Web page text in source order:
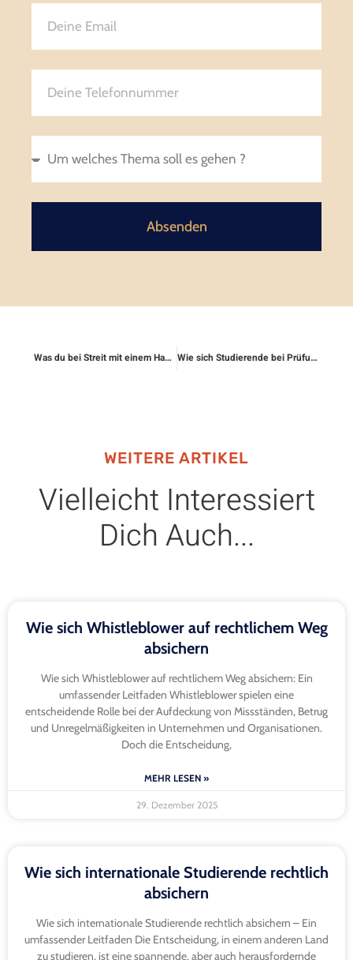
Absenden
Was du bei Streit mit einem Handwerker tun kannst Wie sich Studierende bei Prüfungsanfechtungen wehren
WEITERE ARTIKEL
Vielleicht Interessiert
Dich Auch...
Wie sich Whistleblower auf rechtlichem Weg
absichern
Wie sich Whistleblower auf rechtlichem Weg absichern: Ein
umfassender Leitfaden Whistleblower spielen eine
entscheidende Rolle bei der Aufdeckung von Missständen, Betrug
und Unregelmäßigkeiten in Unternehmen und Organisationen.
Doch die Entscheidung,
MEHR LESEN »
29. Dezember 2025
Wie sich internationale Studierende rechtlich
absichern
Wie sich internationale Studierende rechtlich absichern – Ein
umfassender Leitfaden Die Entscheidung, in einem anderen Land
zu studieren, ist eine spannende, aber auch herausfordernde